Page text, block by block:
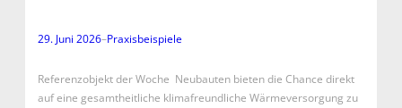
29. Juni 2026–Praxisbeispiele
Referenzobjekt der Woche Neubauten bieten die Chance direkt
auf eine gesamtheitliche klimafreundliche Wärmeversorgung zu